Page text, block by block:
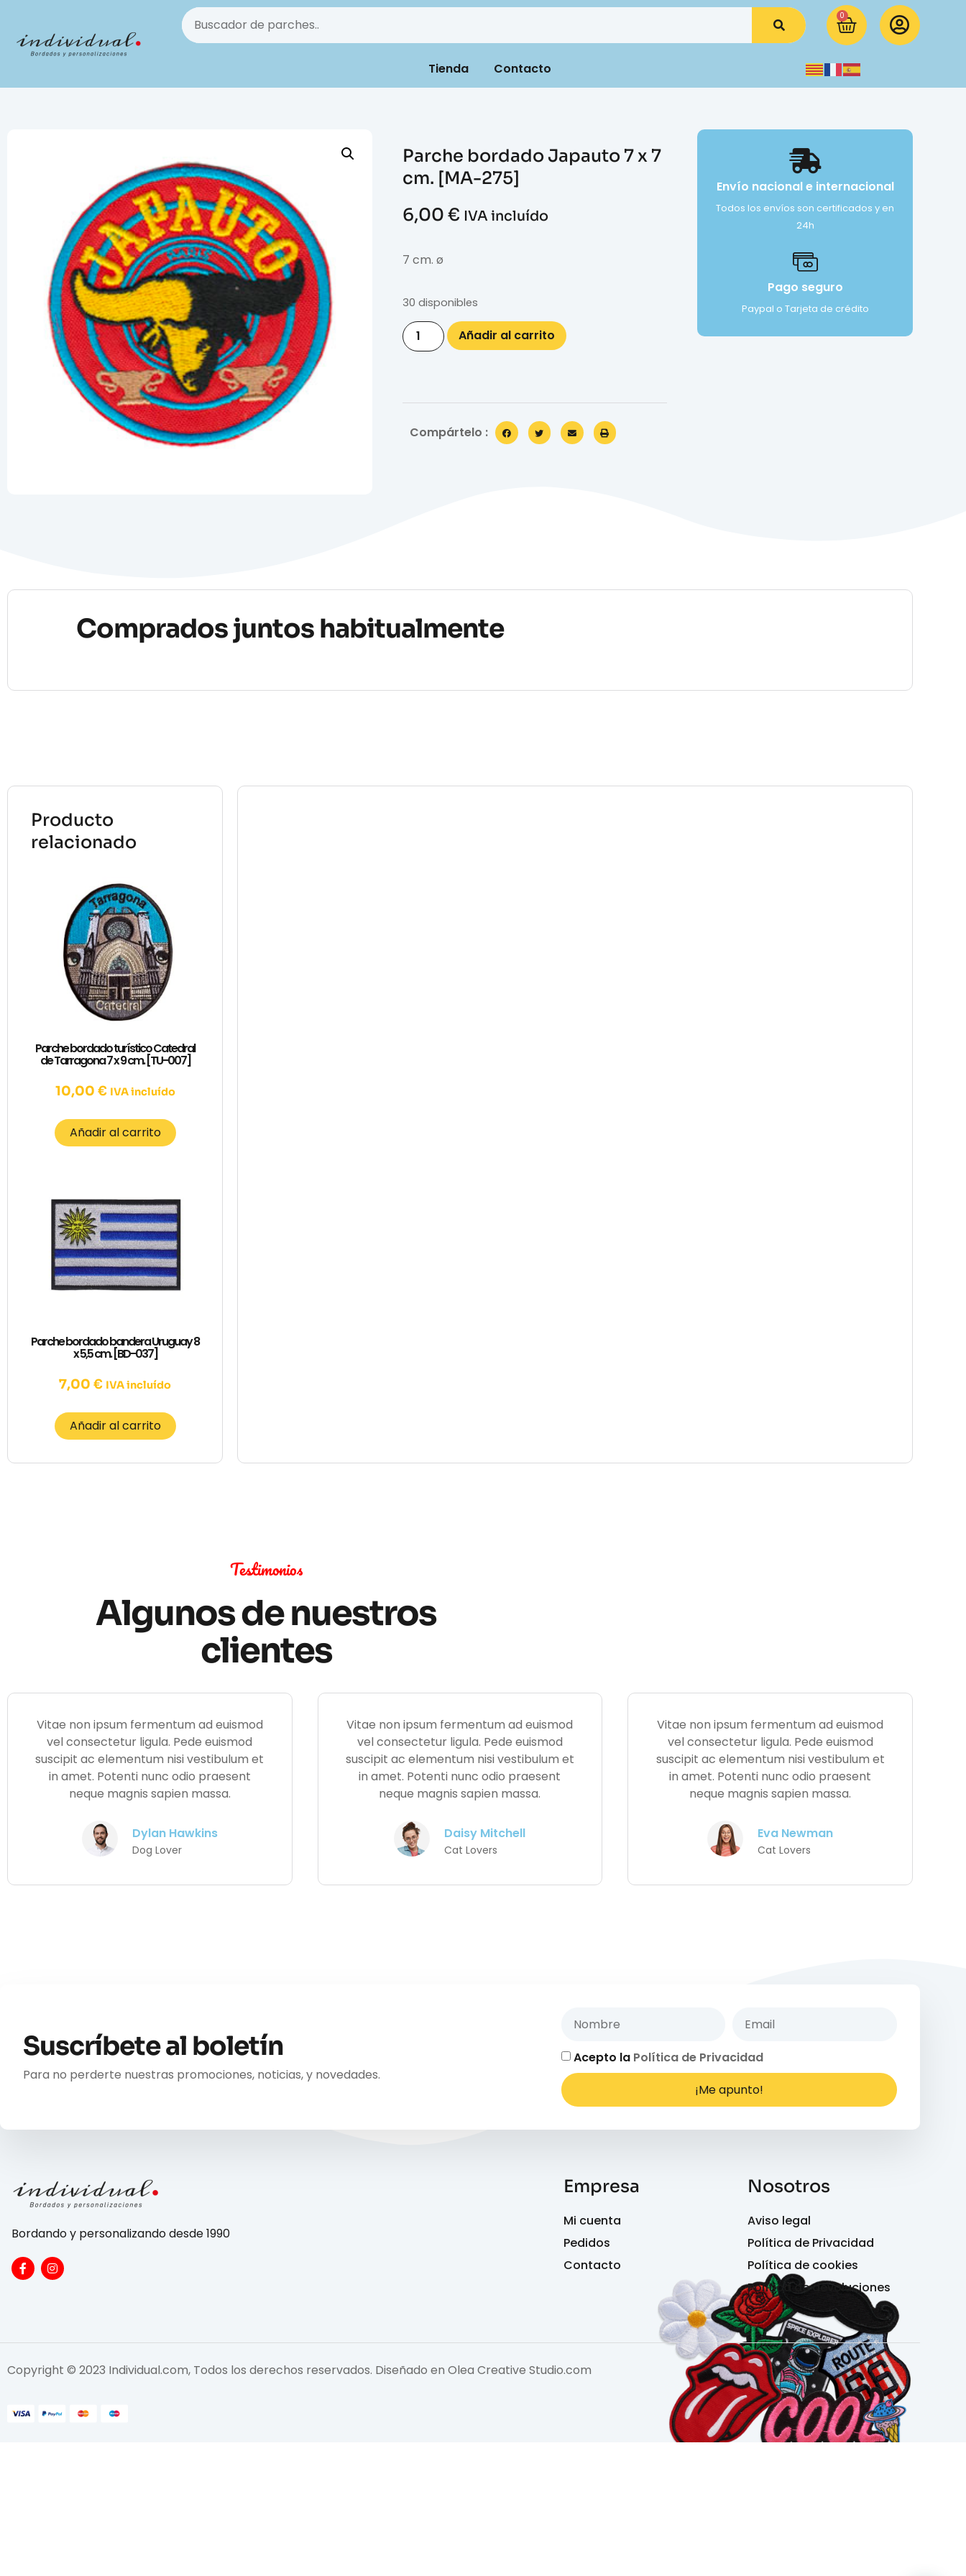
0
Tienda Contacto
Parche bordado Japauto 7 x 7
cm. [MA-275]
6,00 € IVA incluído
7 cm. ø
30 disponibles
Añadir al carrito
Compártelo :
Envío nacional e internacional
Todos los envíos son certificados y en
24h
Pago seguro
Paypal o Tarjeta de crédito
Comprados juntos habitualmente
Producto
relacionado
Parche bordado turístico Catedral
de Tarragona 7 x 9 cm. [TU-007]
10,00 € IVA incluído
Añadir al carrito
Parche bordado bandera Uruguay 8
x 5,5 cm. [BD-037]
7,00 € IVA incluído
Añadir al carrito
Testimonios
Algunos de nuestros
clientes
Vitae non ipsum fermentum ad euismod
vel consectetur ligula. Pede euismod
suscipit ac elementum nisi vestibulum et
in amet. Potenti nunc odio praesent
neque magnis sapien massa.
Dylan Hawkins
Dog Lover
Vitae non ipsum fermentum ad euismod
vel consectetur ligula. Pede euismod
suscipit ac elementum nisi vestibulum et
in amet. Potenti nunc odio praesent
neque magnis sapien massa.
Daisy Mitchell
Cat Lovers
Vitae non ipsum fermentum ad euismod
vel consectetur ligula. Pede euismod
suscipit ac elementum nisi vestibulum et
in amet. Potenti nunc odio praesent
neque magnis sapien massa.
Eva Newman
Cat Lovers
Suscríbete al boletín
Para no perderte nuestras promociones, noticias, y novedades.
Acepto la Política de Privacidad
¡Me apunto!
Bordando y personalizando desde 1990
Empresa
Mi cuenta
Pedidos
Contacto
Nosotros
Aviso legal
Política de Privacidad
Política de cookies
Política de devoluciones
Copyright © 2023 Individual.com, Todos los derechos reservados. Diseñado en Olea Creative Studio.com